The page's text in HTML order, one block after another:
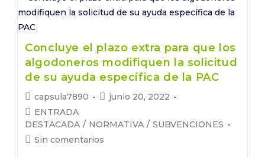
Concluye el plazo extra para que los
algodoneros modifiquen la solicitud
de su ayuda específica de la PAC
Autor
de
la
entrada:
capsula7890
Publicación
la
junio 20, 2022
Categoría
de
la
ENTRADA
DESTACADA / NORMATIVA / SUBVENCIONES
Comentarios
Sin comentarios